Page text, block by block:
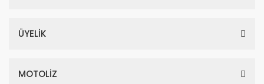
ÜYELİK
MOTOLİZ